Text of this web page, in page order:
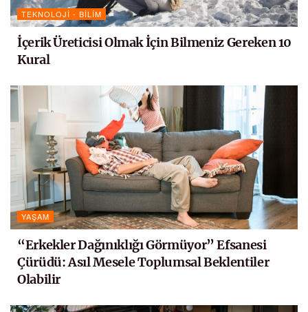
TEKNOLOJI - BILIM
İçerik Üreticisi Olmak İçin Bilmeniz Gereken 10
Kural
YAŞAM
“Erkekler Dağınıklığı Görmüyor” Efsanesi
Çürüdü: Asıl Mesele Toplumsal Beklentiler
Olabilir